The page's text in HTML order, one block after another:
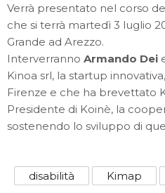
Verrà presentato nel corso
che si terrà martedì 3 luglio
Grande ad Arezzo.
Interverranno Armando Dei
Kinoa srl, la startup
Firenze e che ha brevettato
Presidente di Koinè, la
sostenendo lo sviluppo di
disabilità Kimap